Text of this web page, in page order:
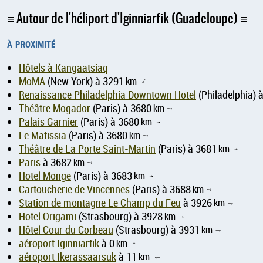
Autour de l'héliport d'Iginniarfik (Guadeloupe)
à proximité
Hôtels à Kangaatsiaq
MoMA (New York) à 3291 km ↑
Renaissance Philadelphia Downtown Hotel (Philadelphia)
Théâtre Mogador (Paris) à 3680km ↑
Palais Garnier (Paris) à 3680km ↑
Le Matissia (Paris) à 3680km ↑
Théâtre de La Porte Saint-Martin (Paris) à 3681 km ↑
Parisà 3682km ↑
Hotel Monge (Paris) à 3683km ↑
Cartoucherie de Vincennes (Paris) à 3688km ↑
Station de montagne Le Champ du Feu à 3926km ↑
Hotel Origami (Strasbourg) à 3928km ↑
Hôtel Cour du Corbeau (Strasbourg) à 3931 km ↑
aéroport Iginniarfikà 0km ↑
aéroport Ikerassaarsukà 11 km ↑